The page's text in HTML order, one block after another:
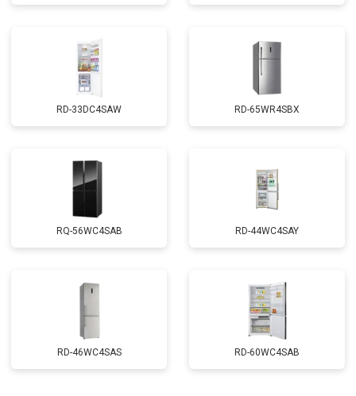
RD-33DC4SAW RD-65WR4SBX
RQ-56WC4SAB RD-44WC4SAY
RD-46WC4SAS RD-60WC4SAB